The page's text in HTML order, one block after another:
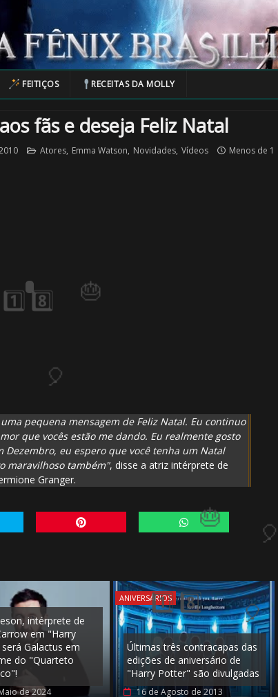
FEITIÇOS RECEITAS DA MOLLY
fãs e deseja Feliz Natal
Atores, Emma Watson, Novidades, Vídeos Menos de 1
pequena mensagem de Feliz Natal. Eu continuo
que vocês estão me dando. Eu realmente gosto
Dezembro, eu espero que você tenha um Natal
maravilhoso também", disse a atriz intérprete de
Granger.
intérprete de
em "Harry
Galactus em
do "Quarteto
de 2024
ANIVERSÁRIOS
Últimas três contracapas das
edições de aniversário de
"Harry Potter" são divulgadas
16 de Agosto de 2013
🎈
1️⃣ 8️⃣
🎂